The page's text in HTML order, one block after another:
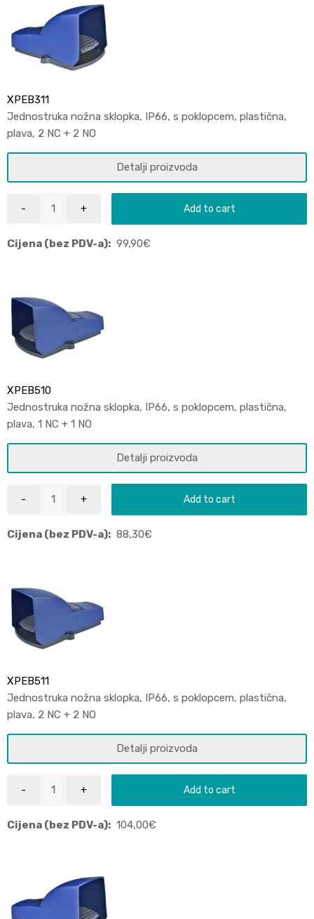
XPEB311
Jednostruka nožna sklopka, IP66, s poklopcem, plastična,
plava, 2 NC + 2 NO
Detalji proizvoda
Add to cart
Cijena (bez PDV-a): 99,90€
XPEB510
Jednostruka nožna sklopka, IP66, s poklopcem, plastična,
plava, 1 NC + 1 NO
Detalji proizvoda
Add to cart
Cijena (bez PDV-a): 88,30€
XPEB511
Jednostruka nožna sklopka, IP66, s poklopcem, plastična,
plava, 2 NC + 2 NO
Detalji proizvoda
Add to cart
Cijena (bez PDV-a): 104,00€